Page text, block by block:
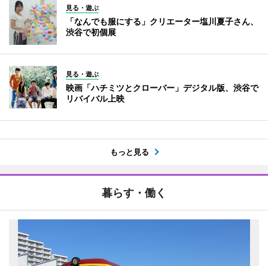
見る・遊ぶ
「なんでも服にする」クリエーター塩川夏子さん、
渋谷で初個展
見る・遊ぶ
映画「ハチミツとクローバー」デジタル版、渋谷で
リバイバル上映
もっと見る
暮らす・働く